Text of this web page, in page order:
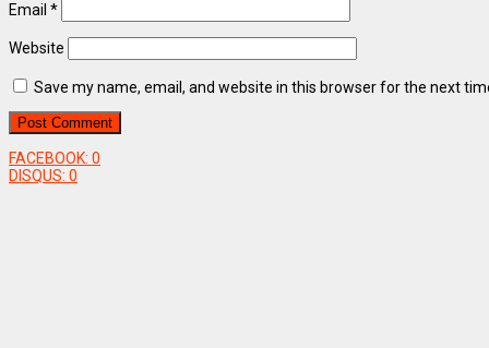
Email *
Website
Save my name, email, and website in this browser for the next
FACEBOOK: 0
DISQUS: 0